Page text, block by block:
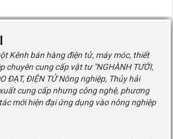
Kênh bán hàng điện tử, máy móc, thiết
chuyên cung cấp vật tư "NGHÀNH TƯỚI,
ĐẠT, ĐIỆN TỬ Nông nghiệp, Thủy hải
cung cấp nhưng công nghệ, phương
mới hiện đại ứng dụng vào nông nghiệp